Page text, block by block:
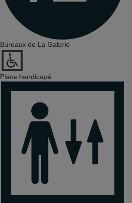
Bureaux de La Galerie
Place handicapé